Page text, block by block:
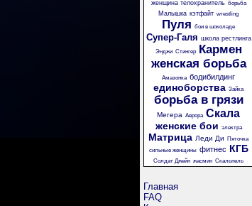
женщина телохранитель борьба
Малышка кэтфайт wrestling
Пуля бои в шоколаде
Супер-Галя школа рестлинга
Энджи Стингер
Кармен
женская борьба
Амазонка бодибилдинг
единоборства Зайка
борьба в грязи
Мегера Аврора Скала
женские бои электра
Матрица Леди Ди
Пяточка
сильные женщины фитнес КГБ
Солдат Джейн жасмин Скальпель
Главная
FAQ